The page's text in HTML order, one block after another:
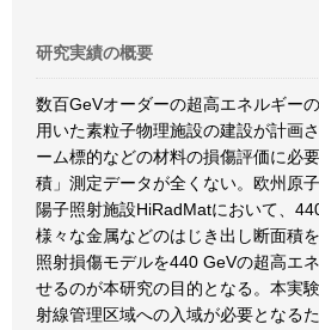
研究実績の概要
数百GeVオーダーの超高エネルギー
用いた素粒子物理施設の建設が計画
ーム標的などの材料の損傷評価に必
積」測定データが全くない。欧州原
陽子照射施設HiRadMatにおいて、
様々な金属などのはじき出し断面積
照射損傷モデルを440 GeVの超高エ
せるのが本研究の目的となる。本実
射線管理区域への入域が必要となる